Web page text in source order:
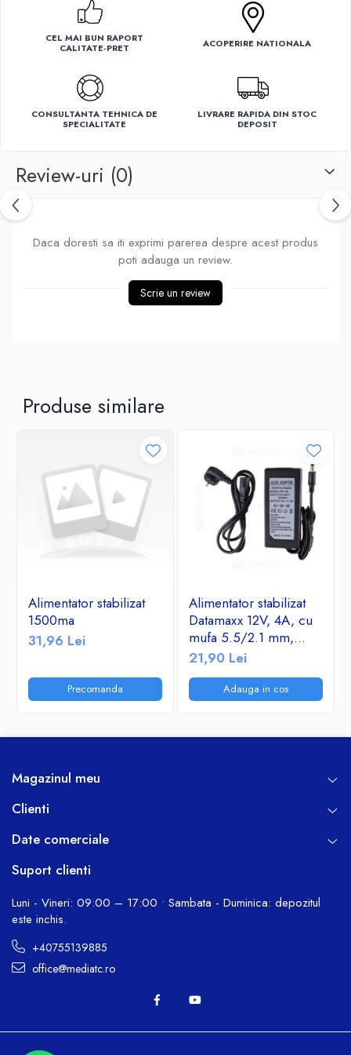
CEL MAI BUN RAPORT
CALITATE-PRET
ACOPERIRE NATIONALA
CONSULTANTA TEHNICA DE
SPECIALITATE
LIVRARE RAPIDA DIN STOC
DEPOSIT
Review-uri (0)
Daca doresti sa iti exprimi parerea despre acest produs
poti adauga un review.
Scrie un review
Produse similare
Alimentator stabilizat
1500ma
31,96 Lei
Precomanda
Alimentator stabilizat
Datamaxx 12V, 4A, cu
mufa 5.5/2.1 mm,
cablu de alimentare cu
21,90 Lei
Adauga in cos
Magazinul meu
Clienti
Date comerciale
Suport clienti
Luni - Vineri: 09:00 – 17:00 • Sambata - Duminica: depozitul
este inchis.
+40755139885
office@mediatc.ro